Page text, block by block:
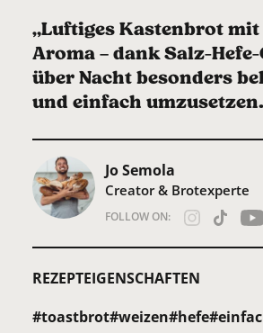
„Luftiges Kastenbrot
Aroma – dank Salz-
über Nacht besonders
und einfach
Jo Semola
Creator & Brotexperte
FOLLOW ON:
REZEPTEIGENSCHAFTEN
#toastbrot#weizen#hefe